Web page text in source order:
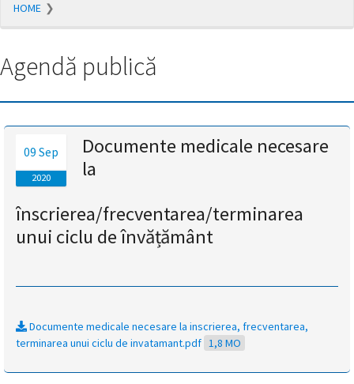
Redirecționare
română
în
secunde.
magyar
nyelvű
oldal
fejlesztés
alatt
van
Átiranyítás
HOME
Agendă publică
09 Sep
2020
Documente medicale necesare
la
înscrierea/frecventarea/terminarea
unui ciclu de învățământ
Documente medicale necesare la inscrierea, frecventarea,
terminarea unui ciclu de invatamant.pdf 1,8 MO